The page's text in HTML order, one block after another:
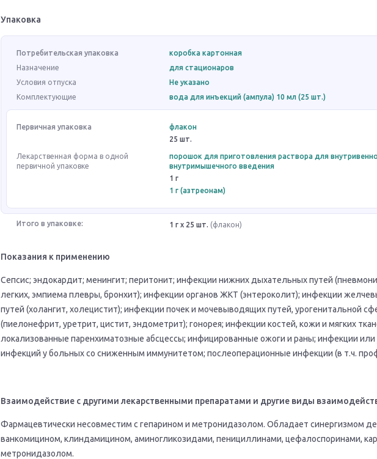
Упаковка
Потребительская упаковка
коробка картонная
Назначение
для стационаров
Условия отпуска
Не указано
Комплектующие
вода для инъекций (ампула) 10 мл (25 шт.)
Первичная упаковка
флакон
25 шт.
Лекарственная форма в одной
первичной упаковке
порошок для приготовления раствора для
внутримышечного введения
1 г
1 г (азтреонам)
Итого в упаковке: 1 г x 25 шт. (флакон)
Показания к применению
Сепсис; эндокардит; менингит; перитонит; инфекции нижних дыхательных путей
легких, эмпиема плевры, бронхит); инфекции органов ЖКТ (энтероколит); инфекции
путей (холангит, холецистит); инфекции почек и мочевыводящих путей, урогенитальной
(пиелонефрит, уретрит, цистит, эндометрит); гонорея; инфекции костей, кожи и мягких
локализованные паренхиматозные абсцессы; инфицированные ожоги и раны; инфекции или
инфекций у больных со сниженным иммунитетом; послеоперационные инфекции (в т.ч.
Взаимодействие с другими лекарственными препаратами и другие виды
Фармацевтически несовместим с гепарином и метронидазолом. Обладает синергизмом
ванкомицином, клиндамицином, аминогликозидами, пенициллинами, цефалоспоринами,
метронидазолом.